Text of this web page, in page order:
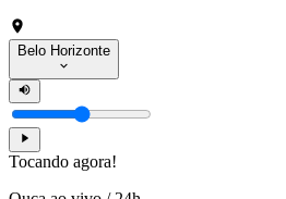
Belo Horizonte
Tocando agora!